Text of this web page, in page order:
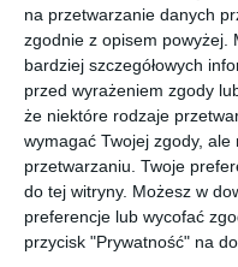
na przetwarzanie danych
zgodnie z opisem powyżej.
bardziej szczegółowych
przed wyrażeniem zgody
że niektóre rodzaje
wymagać Twojej zgody,
przetwarzaniu. Twoje
do tej witryny. Możesz w
preferencje lub wycofać
przycisk "Prywatność" na
Łazienka z szarymi,
wielkoformatowymi